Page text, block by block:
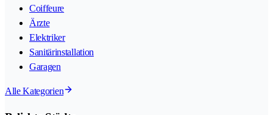
Coiffeure
Ärzte
Elektriker
Sanitärinstallation
Garagen
Alle Kategorien